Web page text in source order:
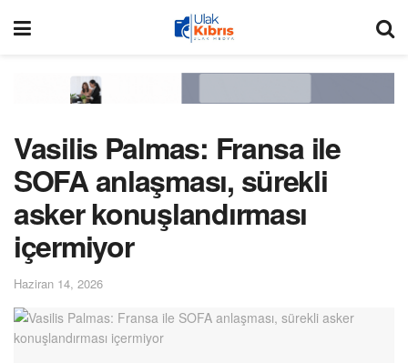
Vasilis Palmas: Fransa ile
SOFA anlaşması, sürekli
asker konuşlandırması
içermiyor
Haziran 14, 2026